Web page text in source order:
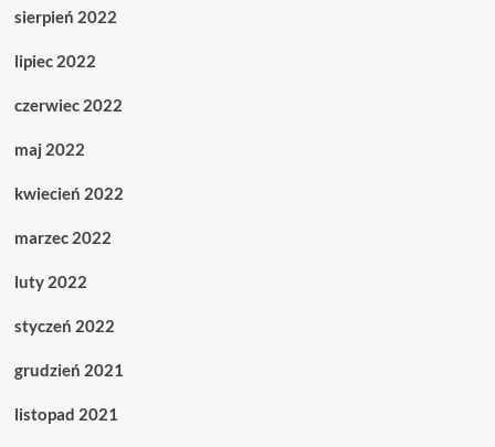
sierpień 2022
lipiec 2022
czerwiec 2022
maj 2022
kwiecień 2022
marzec 2022
luty 2022
styczeń 2022
grudzień 2021
listopad 2021